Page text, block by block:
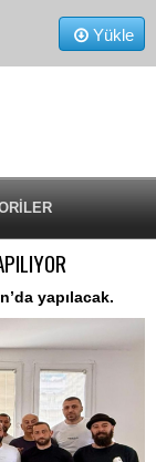
Yükle
yapılacak.